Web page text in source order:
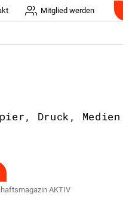
Mitglied werden
Druck, Medien
AKTIV